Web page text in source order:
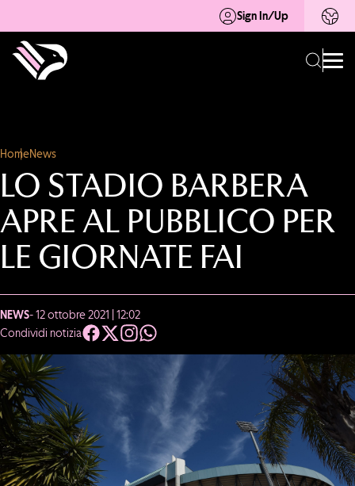
Sign In/Up
HomeNews
LO STADIO BARBERA
APRE AL PUBBLICO PER
LE GIORNATE FAI
NEWS- 12 ottobre 2021 | 12:02
Condividi notizia